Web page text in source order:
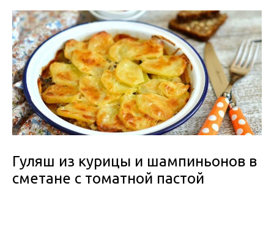
Гуляш из курицы и шампиньонов в
сметане с томатной пастой